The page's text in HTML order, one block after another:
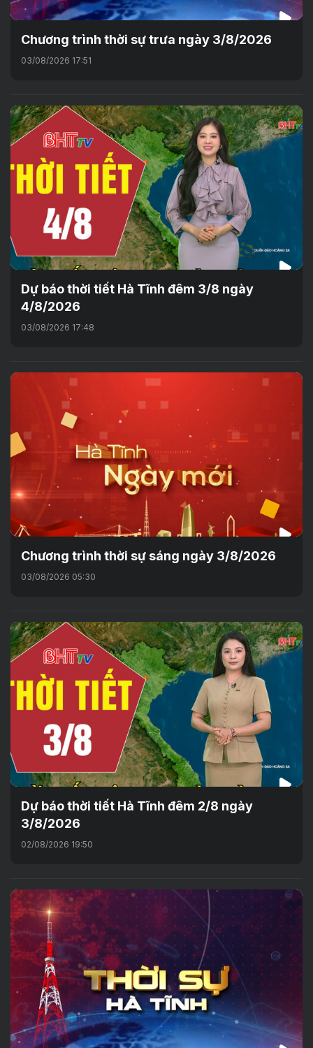
Chương trình thời sự trưa ngày 3/8/2026
03/08/2026 17:51
Dự báo thời tiết Hà Tĩnh đêm 3/8 ngày
4/8/2026
03/08/2026 17:48
Chương trình thời sự sáng ngày 3/8/2026
03/08/2026 05:30
Dự báo thời tiết Hà Tĩnh đêm 2/8 ngày
3/8/2026
02/08/2026 19:50